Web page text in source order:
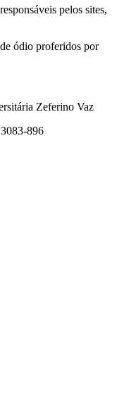
pelos sites,
ódio proferidos por
Zeferino Vaz
896